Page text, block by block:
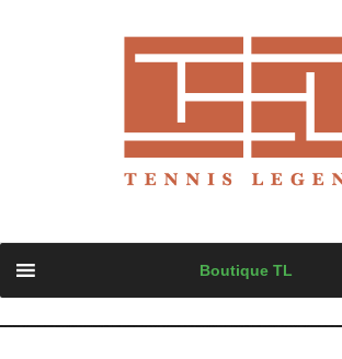
content
Boutique TL